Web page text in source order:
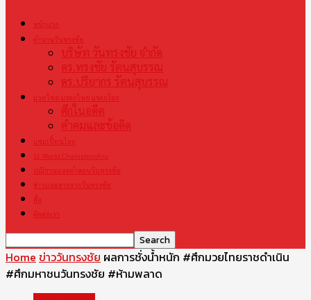
หน้าแรก
ตำนานวันทรงชัย
บริษัท วันทรงชัย จำกัด
ดร.ทรงชัย รัตนสุบรรณ
ดร.ปริยากร รัตนสุบรรณ
มวยไทย มรดกไทย มรดกโลก
ศึกในอดีต
คำคมและข้อคิด
แชมเปี้ยนโลก
S1 World Championship
ปณิธานและคำสอนวันทรงชัย
ข่าวและสารจากวันทรงชัย
สื่อ
ติดต่อเรา
Home ข่าววันทรงชัย ผลการชั่งน้ำหนัก #ศึกมวยไทยราชดำเนิน
#ศึกมหาชนวันทรงชัย #ห้ามพลาด